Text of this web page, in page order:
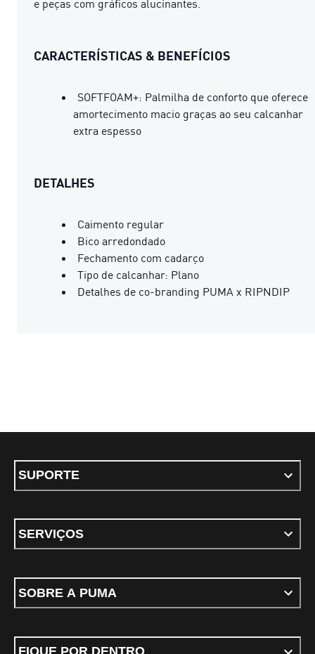
e peças com gráficos alucinantes.
CARACTERÍSTICAS & BENEFÍCIOS
SOFTFOAM+: Palmilha de conforto que oferece
amortecimento macio graças ao seu calcanhar
extra espesso
DETALHES
Caimento regular
Bico arredondado
Fechamento com cadarço
Tipo de calcanhar: Plano
Detalhes de co-branding PUMA x RIPNDIP
SUPORTE
SERVIÇOS
SOBRE A PUMA